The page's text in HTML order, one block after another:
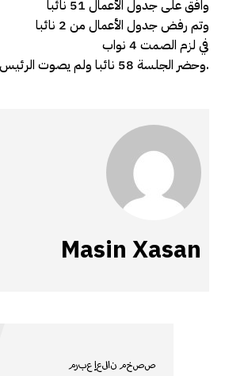
وافق على جدول الأعمال 51 نائبا
وتم رفض جدول الأعمال من 2 نائبا
في لزم الصمت 4 نواب
وحضر الجلسة 58 نائبا ولم يصوت الرئيس.
Masin Xasan